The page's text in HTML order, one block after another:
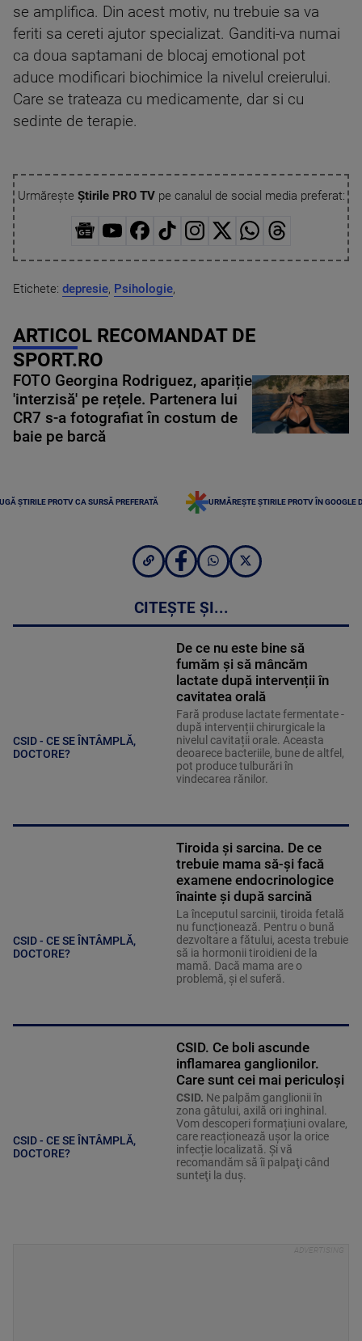
se amplifica. Din acest motiv, nu trebuie sa va
feriti sa cereti ajutor specializat. Ganditi-va numai
ca doua saptamani de blocaj emotional pot
aduce modificari biochimice la nivelul creierului.
Care se trateaza cu medicamente, dar si cu
sedinte de terapie.
Urmărește Știrile PRO TVpe canalul de social media preferat:
Etichete: depresie, Psihologie,
ARTICOL RECOMANDAT DE
SPORT.RO
FOTO Georgina Rodriguez, apariție
'interzisă' pe rețele. Partenera lui
CR7 s-a fotografiat în costum de
baie pe barcă
ȘTIRILE PROTV CA SURSĂ PREFERATĂ URMĂREȘTE ȘTIRILE PROTV ÎN GOOGLE
CITEȘTE ȘI...
CSID - CE SE ÎNTÂMPLĂ,
DOCTORE?
De ce nu este bine să
fumăm și să mâncăm
lactate după intervenții în
cavitatea orală
Fară produse lactate fermentate -
după intervenții chirurgicale la
nivelul cavitații orale. Aceasta
deoarece bacteriile, bune de altfel,
pot produce tulburări în
vindecarea rănilor.
CSID - CE SE ÎNTÂMPLĂ,
DOCTORE?
Tiroida și sarcina. De ce
trebuie mama să-și facă
examene endocrinologice
înainte și după sarcină
La începutul sarcinii, tiroida fetală
nu funcționează. Pentru o bună
dezvoltare a fătului, acesta trebuie
să ia hormonii tiroidieni de la
mamă. Dacă mama are o
problemă, și el suferă.
CSID - CE SE ÎNTÂMPLĂ,
DOCTORE?
CSID. Ce boli ascunde
inflamarea ganglionilor.
Care sunt cei mai periculoși
CSID. Ne palpăm ganglionii în
zona gâtului, axilă ori inghinal.
Vom descoperi formațiuni ovalare,
care reacționează ușor la orice
infecție localizată. Şi vă
recomandăm să îi palpaţi când
sunteţi la duş.